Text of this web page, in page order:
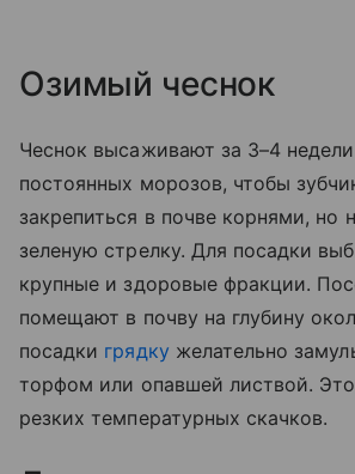
Озимый чеснок
Чеснок высаживают за 3–4
постоянных морозов, чтобы
закрепиться в почве корнями, но
зеленую стрелку. Для посадки
крупные и здоровые фракции.
помещают в почву на глубину
посадки грядку желательно
торфом или опавшей листвой.
резких температурных скачков.